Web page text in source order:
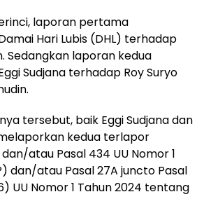
laporan pertama
Hari Lubis (DHL) terhadap
Sedangkan laporan kedua
Sudjana terhadap Roy Suryo
tersebut, baik Eggi Sudjana dan
kedua terlapor
atau Pasal 434 UU Nomor 1
dan/atau Pasal 27A juncto Pasal
UU Nomor 1 Tahun 2024 tentang